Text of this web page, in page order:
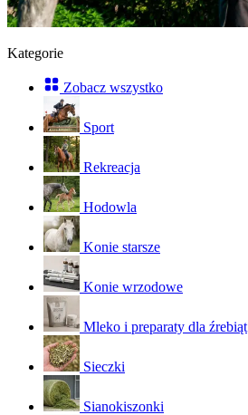
Kategorie
Zobacz wszystko
Sport
Rekreacja
Hodowla
Konie starsze
Konie wrzodowe
Mleko i preparaty dla źrebiąt
Sieczki
Sianokiszonki